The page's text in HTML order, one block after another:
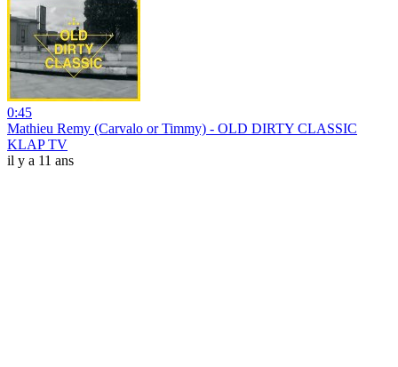
0:45
Mathieu Remy (Carvalo or Timmy) - OLD DIRTY CLASSIC
KLAP TV
il y a 11 ans